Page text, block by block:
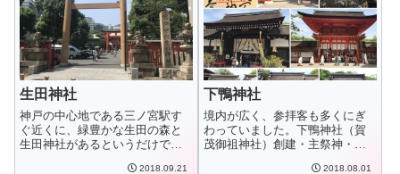
生田神社
神戸の中心地である三ノ宮駅す
ぐ近くに、緑豊かな生田の森と
生田神社があるというだけでホ
2018.09.21
下鴨神社
境内が広く、参拝客も多くにぎ
わっていました。下鴨神社（賀
茂御祖神社）創建・主祭神・札
2018.08.01